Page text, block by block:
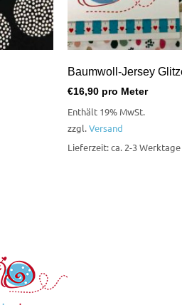
Baumwoll-Jersey
€16,90 pro Meter
Enthält 19% MwSt.
zzgl.Versand
Lieferzeit: ca. 2-3 Werktage